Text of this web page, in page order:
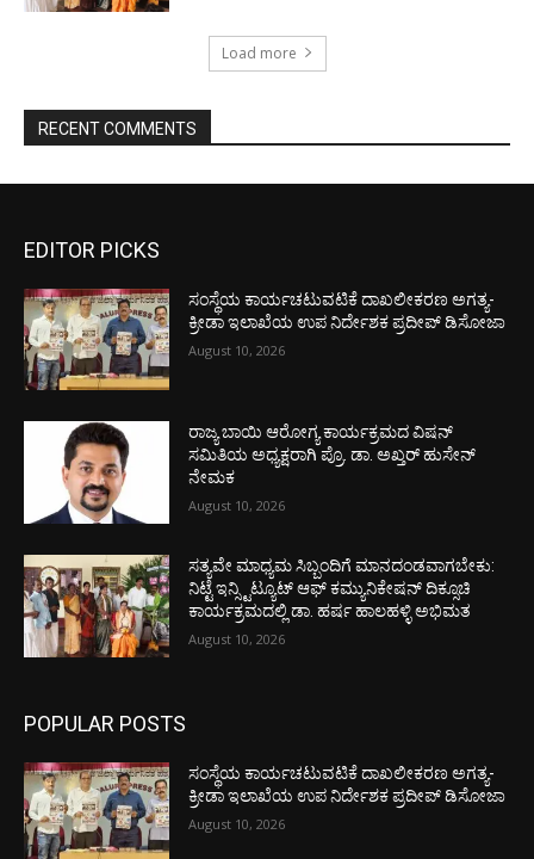
Load more
RECENT COMMENTS
EDITOR PICKS
ಸಂಸ್ಥೆಯ ಕಾರ್ಯಚಟುವಟಿಕೆ ದಾಖಲೀಕರಣ ಅಗತ್ಯ-
ಕ್ರೀಡಾ ಇಲಾಖೆಯ ಉಪ ನಿರ್ದೇಶಕ ಪ್ರದೀಪ್ ಡಿಸೋಜಾ
August 10, 2026
ರಾಜ್ಯ ಬಾಯಿ ಆರೋಗ್ಯ ಕಾರ್ಯಕ್ರಮದ ವಿಷನ್
ಸಮಿತಿಯ ಅಧ್ಯಕ್ಷರಾಗಿ ಪ್ರೊ. ಡಾ. ಅಖ್ತರ್ ಹುಸೇನ್
ನೇಮಕ
August 10, 2026
ಸತ್ಯವೇ ಮಾಧ್ಯಮ ಸಿಬ್ಬಂದಿಗೆ ಮಾನದಂಡವಾಗಬೇಕು:
ನಿಟ್ಟೆ ಇನ್ಸ್ಟಿಟ್ಯೂಟ್ ಆಫ್ ಕಮ್ಯುನಿಕೇಷನ್ ದಿಕ್ಸೂಚಿ
ಕಾರ್ಯಕ್ರಮದಲ್ಲಿ ಡಾ. ಹರ್ಷ ಹಾಲಹಳ್ಳಿ ಅಭಿಮತ
August 10, 2026
POPULAR POSTS
ಸಂಸ್ಥೆಯ ಕಾರ್ಯಚಟುವಟಿಕೆ ದಾಖಲೀಕರಣ ಅಗತ್ಯ-
ಕ್ರೀಡಾ ಇಲಾಖೆಯ ಉಪ ನಿರ್ದೇಶಕ ಪ್ರದೀಪ್ ಡಿಸೋಜಾ
August 10, 2026